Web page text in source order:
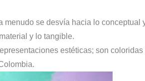
menudo se desvía hacia lo conceptual
y lo tangible.
estéticas; son